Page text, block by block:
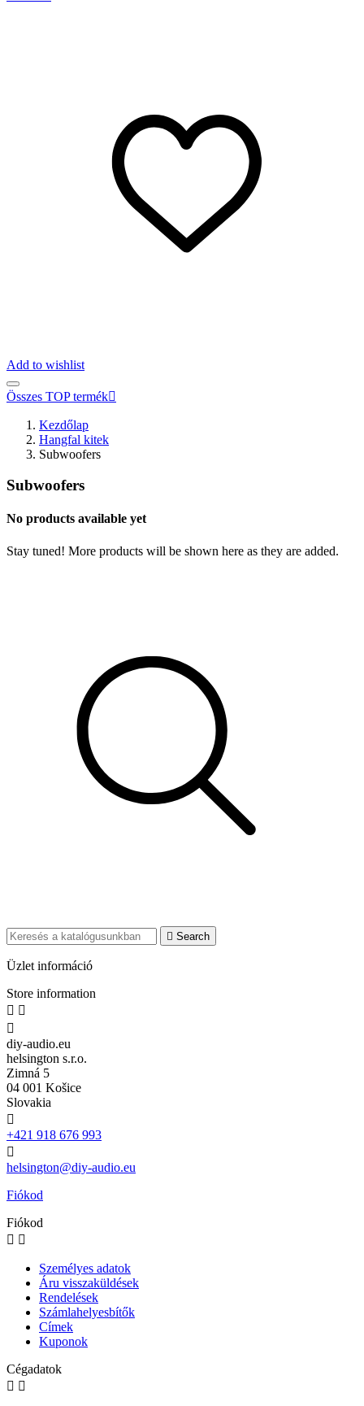
Add to wishlist
Összes TOP termék
Kezdőlap
Hangfal kitek
Subwoofers
Subwoofers
No products available yet
Stay tuned! More products will be shown here as they are added.
 Search
Üzlet információ
Store information
 

diy-audio.eu
helsington s.r.o.
Zimná 5
04 001 Košice
Slovakia

+421 918 676 993

helsington@diy-audio.eu
Fiókod
Fiókod
 
Személyes adatok
Áru visszaküldések
Rendelések
Számlahelyesbítők
Címek
Kuponok
Cégadatok
 